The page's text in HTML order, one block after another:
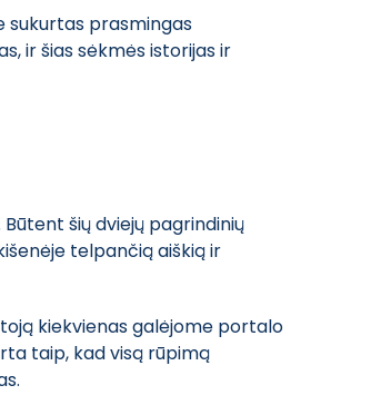
sukurtas prasmingas
ir šias sėkmės istorijas ir
šių dviejų pagrindinių
telpančią aiškią ir
kiekvienas galėjome portalo
taip, kad visą rūpimą